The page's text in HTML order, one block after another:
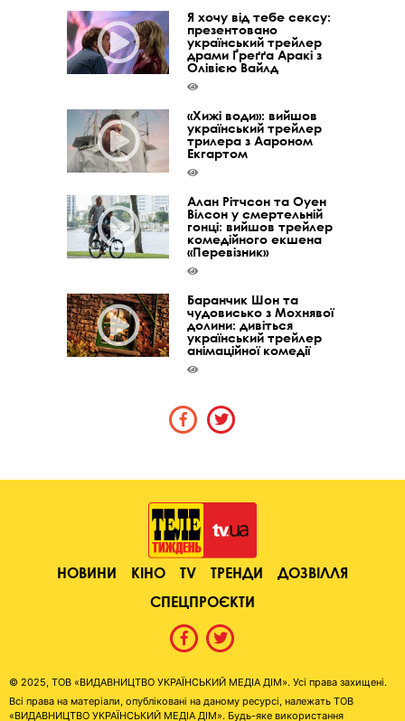
Я хочу від тебе сексу:
презентовано
український трейлер
драми Ґреґґа Аракі з
Олівією Вайлд
«Хижі води»: вийшов
український трейлер
трилера з Аароном
Екгартом
Алан Рітчсон та Оуен
Вілсон у смертельній
гонці: вийшов трейлер
комедійного екшена
«Перевізник»
Баранчик Шон та
чудовисько з Мохнявої
долини: дивіться
український трейлер
анімаційної комедії
НОВИНИ КІНО TV ТРЕНДИ
ДОЗВІЛЛЯ
СПЕЦПРОЄКТИ
© 2025, ТОВ «ВИДАВНИЦТВО УКРАЇНСЬКИЙ МЕДІА ДІМ». Усі права захищені.
Всі права на матеріали, опубліковані на даному ресурсі, належать ТОВ
«ВИДАВНИЦТВО УКРАЇНСЬКИЙ МЕДІА ДІМ». Будь-яке використання